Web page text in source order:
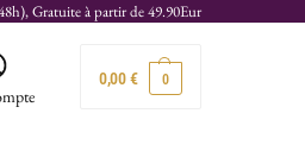
Gratuite à partir de 49.90Eur
0,00€ 0